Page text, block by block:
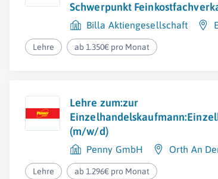
Schwerpunkt
Billa Aktiengesellschaft
Lehre ab 1.350€ pro Monat
Lehre zum:zur
(m/w/d)
Penny GmbH Orth An
Lehre ab 1.296€ pro Monat